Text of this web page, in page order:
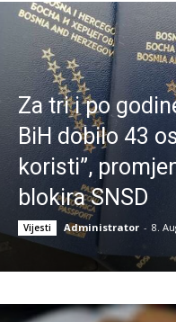
Za tri i po
BiH dobilo 43
koristi”,
blokira SNSD
Vijesti Administrator - 8.